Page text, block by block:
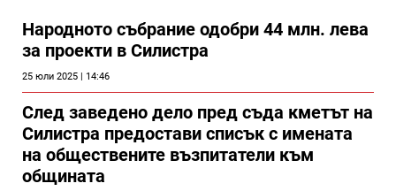
Народното събрание одобри 44 млн. лева
за проекти в Силистра
25 юли 2025 | 14:46
След заведено дело пред съда кметът на
Силистра предостави списък с имената
на обществените възпитатели към
общината